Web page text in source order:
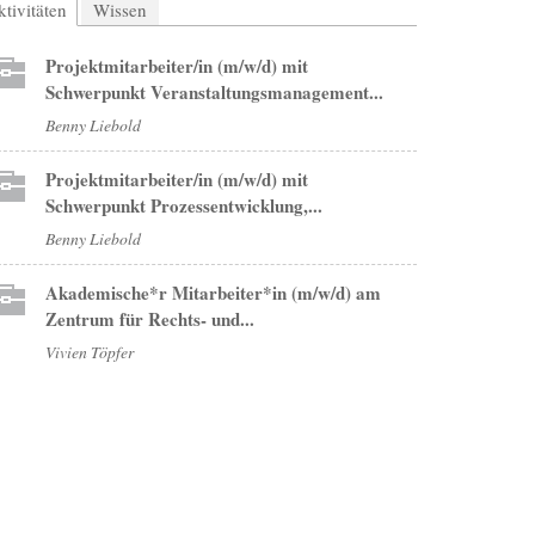
(aktiver Reiter)
Wissen
Projektmitarbeiter/in (m/w/d) mit
Schwerpunkt Veranstaltungsmanagement...
Benny Liebold
Projektmitarbeiter/in (m/w/d) mit
Schwerpunkt Prozessentwicklung,...
Benny Liebold
Akademische*r Mitarbeiter*in (m/w/d) am
Zentrum für Rechts- und...
Vivien Töpfer